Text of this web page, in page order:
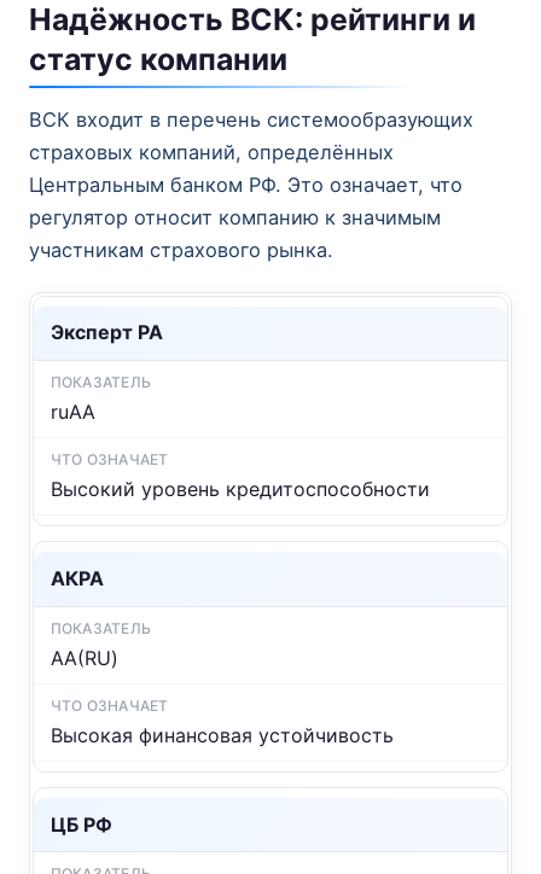
Надёжность ВСК: рейтинги и
статус компании
ВСК входит в перечень системообразующих
страховых компаний, определённых
Центральным банком РФ. Это означает, что
регулятор относит компанию к значимым
участникам страхового рынка.
Эксперт РА
ruAA
Высокий уровень кредитоспособности
АКРА
АА(RU)
Высокая финансовая устойчивость
ЦБ РФ